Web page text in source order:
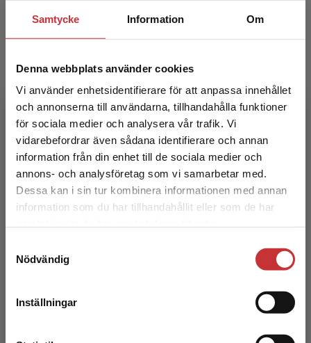
Samtycke Information Om
Denna webbplats använder cookies
Vi använder enhetsidentifierare för att anpassa innehållet
och annonserna till användarna, tillhandahålla funktioner
för sociala medier och analysera vår trafik. Vi
vidarebefordrar även sådana identifierare och annan
information från din enhet till de sociala medier och
annons- och analysföretag som vi samarbetar med.
Dessa kan i sin tur kombinera informationen med annan
information som du har tillhandahållit eller som de har
Nödvändig
Inställningar
Begränsad fraktregion
Det verkar som att du besöker
studentlitteratur.se via en enhet utanför Sverige.
Vi erbjuder inte leveranser utanför Sverige. För
att kunna slutföra ett köp måste
Interkulturella dimensioner
Lorentz, H - Bergstedt, B
212 krinkl. moms
Exkl. moms: 200 kr